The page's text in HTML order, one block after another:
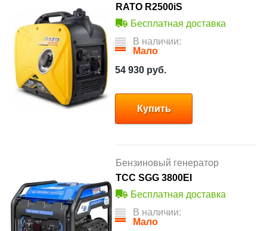
RATO R2500iS
Бесплатная доставка
В наличии:
Мало
54 930 руб.
Купить
Бензиновый генератор
ТСС SGG 3800EI
Бесплатная доставка
В наличии:
Мало